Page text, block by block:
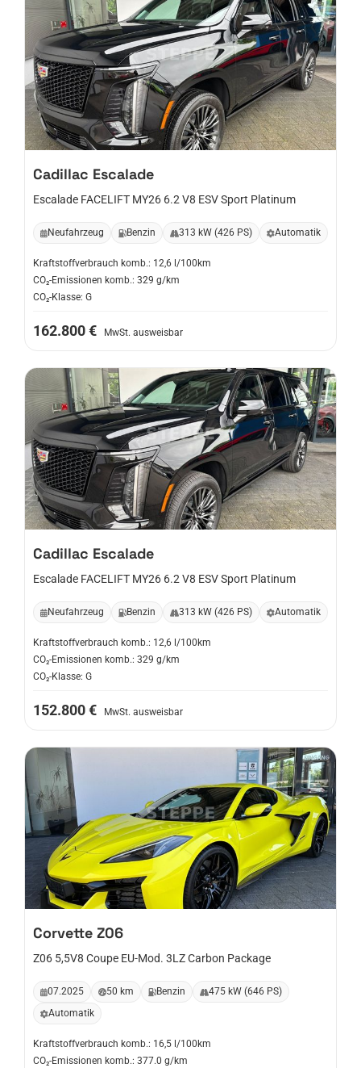
Cadillac Escalade
Escalade FACELIFT MY26 6.2 V8 ESV Sport Platinum
Neufahrzeug Benzin 313 kW (426 PS) Automatik
Kraftstoffverbrauch komb.: 12,6 l/100km
CO₂-Emissionen komb.: 329 g/km
CO₂-Klasse: G
162.800 € MwSt. ausweisbar
Cadillac Escalade
Escalade FACELIFT MY26 6.2 V8 ESV Sport Platinum
Neufahrzeug Benzin 313 kW (426 PS) Automatik
Kraftstoffverbrauch komb.: 12,6 l/100km
CO₂-Emissionen komb.: 329 g/km
CO₂-Klasse: G
152.800 € MwSt. ausweisbar
Corvette Z06
Z06 5,5V8 Coupe EU-Mod. 3LZ Carbon Package
07.2025 50 km Benzin
475 kW (646 PS)
Automatik
Kraftstoffverbrauch komb.: 16,5 l/100km
CO₂-Emissionen komb.: 377.0 g/km